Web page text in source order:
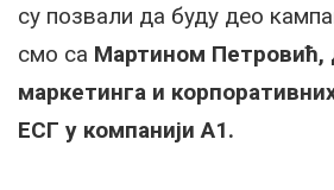
су позвали да буду део
смо са Мартином Петровић,
маркетинга и
ЕСГ у компанији А1.